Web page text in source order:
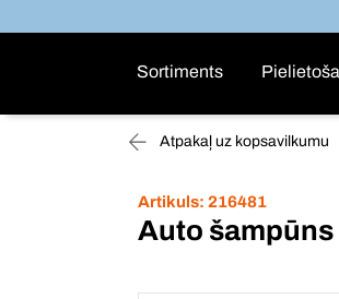
Sortiments
Atpakaļ uz kopsavilkumu
Artikuls: 216481
Auto